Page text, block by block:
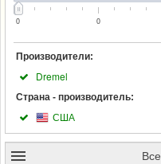
0 0
Производители:
Dremel
Страна - производитель:
США